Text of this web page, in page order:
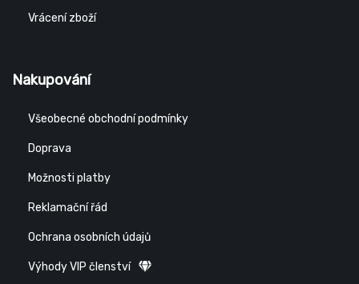
Vrácení zboží
Nakupování
Všeobecné obchodní podmínky
Doprava
Možnosti platby
Reklamační řád
Ochrana osobních údajů
Výhody VIP členství